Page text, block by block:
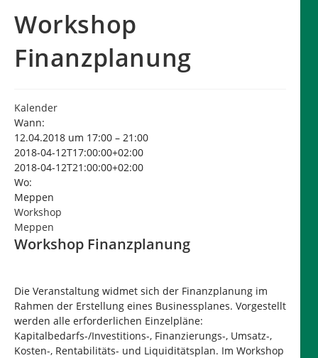
Workshop
Finanzplanung
Kalender
Wann:
12.04.2018 um 17:00 – 21:00
2018-04-12T17:00:00+02:00
2018-04-12T21:00:00+02:00
Wo:
Meppen
Workshop
Meppen
Workshop Finanzplanung
Die Veranstaltung widmet sich der Finanzplanung im
Rahmen der Erstellung eines Businessplanes. Vorgestellt
werden alle erforderlichen Einzelpläne:
Kapitalbedarfs-/Investitions-, Finanzierungs-, Umsatz-,
Kosten-, Rentabilitäts- und Liquiditätsplan. Im Workshop